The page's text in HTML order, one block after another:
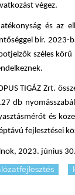
végez.
és az
bír. 2023-
széles
TIGÁZ Zrt.
db
és
fejlesztései
2023. június 30.